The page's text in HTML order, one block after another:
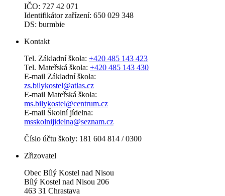
IČO: 727 42 071
Identifikátor zařízení: 650 029 348
DS: burmbie
Kontakt
Tel. Základní škola: +420 485 143 423
Tel. Mateřská škola: +420 485 143 430
E-mail Základní škola:
zs.bilykostel@atlas.cz
E-mail Mateřská škola:
ms.bilykostel@centrum.cz
E-mail Školní jídelna:
msskolnijidelna@seznam.cz
Číslo účtu školy: 181 604 814 / 0300
Zřizovatel
Obec Bílý Kostel nad Nisou
Bílý Kostel nad Nisou 206
463 31 Chrastava